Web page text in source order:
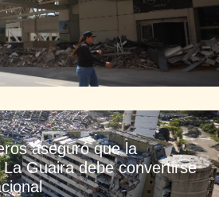
aseguró que la
Guaira debe convertirse